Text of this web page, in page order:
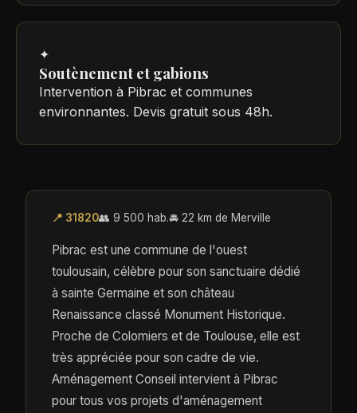
✦
Soutènement et gabions
Intervention à Pibrac et communes
environnantes. Devis gratuit sous 48h.
📍 31820👥 9 500 hab.🚘 22 km de Merville
Pibrac est une commune de l'ouest
toulousain, célèbre pour son sanctuaire dédié
à sainte Germaine et son château
Renaissance classé Monument Historique.
Proche de Colomiers et de Toulouse, elle est
très appréciée pour son cadre de vie.
Aménagement Conseil intervient à Pibrac
pour tous vos projets d'aménagement